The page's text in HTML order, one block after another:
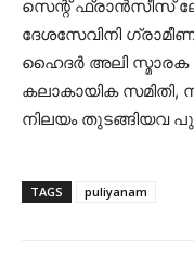
സെന്റ് ഫ്രാൻസീസ്
ദേശസേവിനി
ഹൈദർ അലി സ്മാരക
കലാകായിക സമിതി,
നിലയം തുടങ്ങിയവ
TAGS puliyanam